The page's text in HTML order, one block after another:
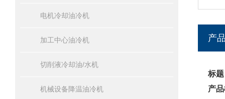
电机冷却油冷机
加工中心油冷机
切削液冷却油/水机
机械设备降温油冷机
产
标
产